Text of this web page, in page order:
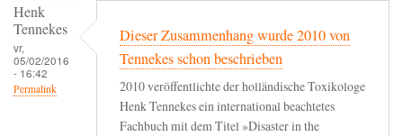
Henk
Tennekes
vr,
05/02/2016
- 16:42
Permalink
Dieser Zusammenhang wurde 2010 von
Tennekes schon beschrieben
2010 veröffentlichte der holländische Toxikologe
Henk Tennekes ein international beachtetes
Fachbuch mit dem Titel »Disaster in the